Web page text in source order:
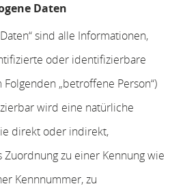
Daten
sind alle Informationen,
oder identifizierbare
„betroffene Person“)
wird eine natürliche
direkt oder indirekt,
zu einer Kennung wie
Kennnummer, zu